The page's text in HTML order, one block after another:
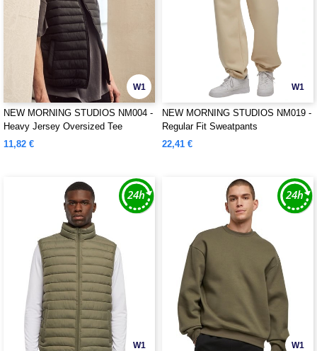
W1
NEW MORNING STUDIOS NM004 -
Heavy Jersey Oversized Tee
11,82 €
W1
NEW MORNING STUDIOS NM019 -
Regular Fit Sweatpants
22,41 €
W1 W1